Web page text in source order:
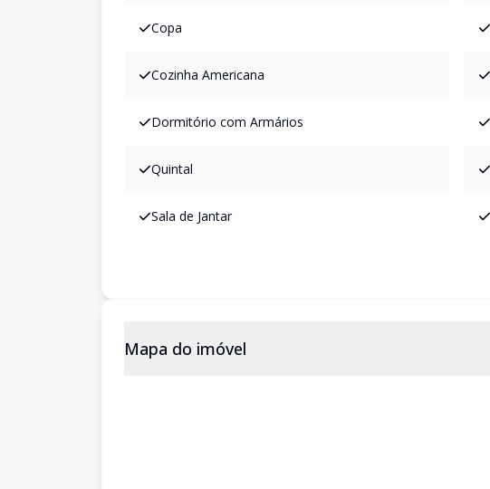
Copa
Cozinha Americana
Dormitório com Armários
Quintal
Sala de Jantar
Mapa do imóvel